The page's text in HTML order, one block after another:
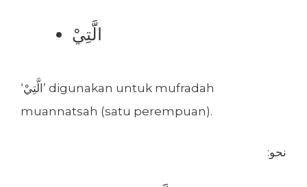
الَّتِيْ
‘الَّتِيْ’ digunakan untuk mufradah
muannatsah (satu perempuan).
:نحو